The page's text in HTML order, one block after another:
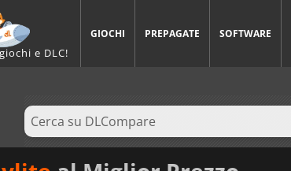
e DLC!
GIOCHI PREPAGATE SOFTWARE